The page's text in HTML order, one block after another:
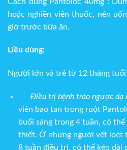
hoặc nghiền viên thuốc, nên
giờ trước bữa ăn.
Liều dùng:
Người lớn và trẻ từ 12 tháng
Điều trị bệnh trào ngược dạ
viên bao tan trong ruột
buổi sáng trong 4 tuần, có
thiết. Ở những người vết loét
8 tuần điều trị, có thể kéo